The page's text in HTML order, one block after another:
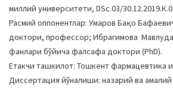
миллий университети, DSc.03/
Расмий оппонентлар: Умаров Бақо
доктори, профессор; Ибрагимова
фанлари бўйича фалсафа доктори (PhD).
Етакчи ташкилот: Тошкент фармацевтика
Диссертация йўналиши: назарий ва амалий